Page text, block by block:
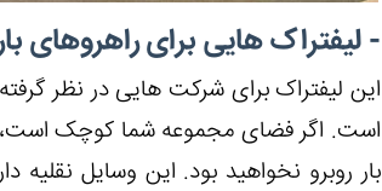
- لیفتراک هایی برای راهروهای
این لیفتراک برای شرکت هایی در نظر
است. اگر فضای مجموعه شما کوچک است،
بار روبرو نخواهید بود. این وسایل